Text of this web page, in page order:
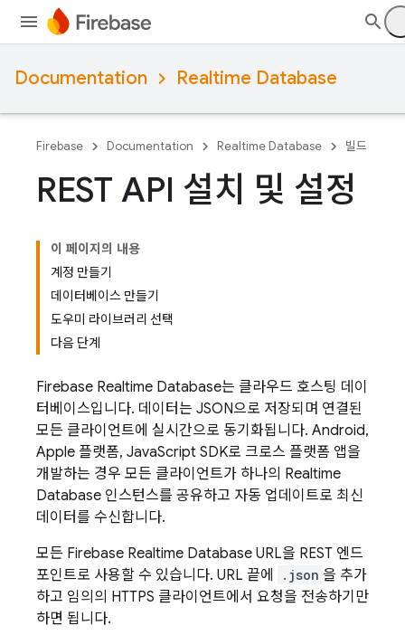
Documentation Realtime Database
Firebase Documentation Realtime Database 빌드
REST API 설치 및 설정
이 페이지의 내용
계정 만들기
데이터베이스 만들기
도우미 라이브러리 선택
다음 단계
Firebase Realtime Database는 클라우드 호스팅 데이
터베이스입니다. 데이터는 JSON으로 저장되며 연결된
모든 클라이언트에 실시간으로 동기화됩니다. Android,
Apple 플랫폼, JavaScript SDK로 크로스 플랫폼 앱을
개발하는 경우 모든 클라이언트가 하나의 Realtime
Database 인스턴스를 공유하고 자동 업데이트로 최신
데이터를 수신합니다.
모든 Firebase Realtime Database URL을 REST 엔드
포인트로 사용할 수 있습니다. URL 끝에
.json 을 추가
하고 임의의 HTTPS 클라이언트에서 요청을 전송하기만
하면 됩니다.